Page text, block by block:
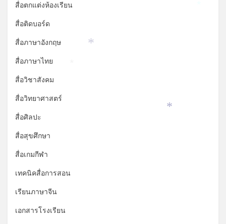
สื่อตกแต่งห้องเรียน
สื่อติดบอร์ด
สื่อภาษาอังกฤษ
สื่อภาษาไทย
สื่อวิชาสังคม
สื่อวิทยาศาสตร์
สื่อศิลปะ
สื่อสุขศึกษา
สื่อเกมกีฬา
เทคนิคสื่อการสอน
เรียนภาษาจีน
เอกสารโรงเรียน